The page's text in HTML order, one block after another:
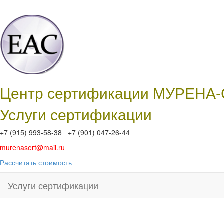
Центр сертификации
Услуги сертификации
+7 (915) 993-58-38 +7 (901) 047-26-44
murenasert@mail.ru
Рассчитать стоимость
Услуги сертификации